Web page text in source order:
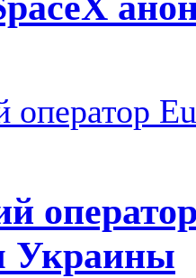
Украины